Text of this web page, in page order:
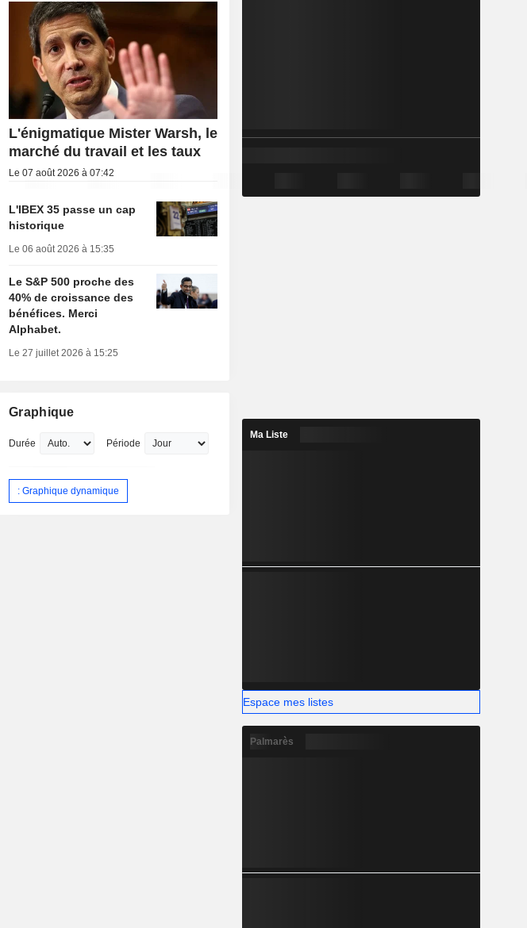
L'énigmatique Mister Warsh, le
marché du travail et les taux
Le 07 août 2026 à 07:42
L'IBEX 35 passe un cap
historique
Le 06 août 2026 à 15:35
Le S&P 500 proche des
40% de croissance des
bénéfices. Merci
Alphabet.
Le 27 juillet 2026 à 15:25
Graphique
Durée Période
: Graphique dynamique
Ma Liste
Espace mes listes
Palmarès